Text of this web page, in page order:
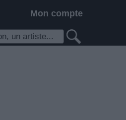
Mon compte